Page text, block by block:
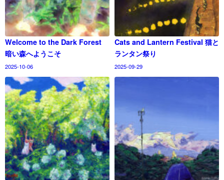
Welcome to the Dark Forest
暗い森へようこそ
2025-10-06
Cats and Lantern Festival 猫と
ランタン祭り
2025-09-29